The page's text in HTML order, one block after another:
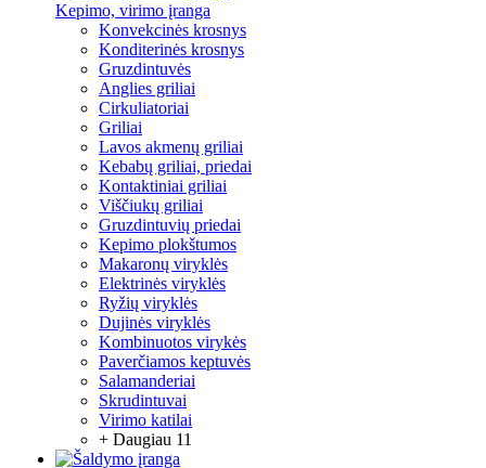
Kepimo, virimo įranga
Konvekcinės krosnys
Konditerinės krosnys
Gruzdintuvės
Anglies griliai
Cirkuliatoriai
Griliai
Lavos akmenų griliai
Kebabų griliai, priedai
Kontaktiniai griliai
Viščiukų griliai
Gruzdintuvių priedai
Kepimo plokštumos
Makaronų viryklės
Elektrinės viryklės
Ryžių viryklės
Dujinės viryklės
Kombinuotos virykės
Paverčiamos keptuvės
Salamanderiai
Skrudintuvai
Virimo katilai
+ Daugiau 11